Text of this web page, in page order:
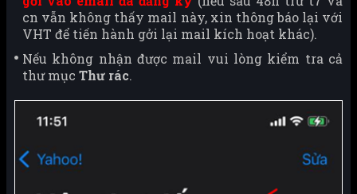
cn vẫn không thấy mail này, xin thông báo lại với
VHT để tiến hành gởi lại mail kích hoạt khác).
Nếu không nhận được mail vui lòng kiểm tra cả
thư mục Thư rác.